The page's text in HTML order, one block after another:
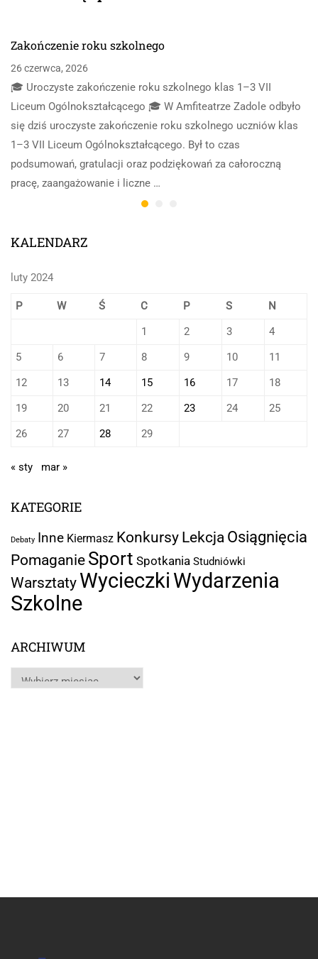
Zakończenie roku szkolnego
26 czerwca, 2026
🎓 Uroczyste zakończenie roku szkolnego klas 1–3 VII
Liceum Ogólnokształcącego 🎓 W Amfiteatrze Zadole odbyło
się dziś uroczyste zakończenie roku szkolnego uczniów klas
1–3 VII Liceum Ogólnokształcącego. Był to czas
podsumowań, gratulacji oraz podziękowań za całoroczną
pracę, zaangażowanie i liczne …
KALENDARZ
luty 2024
P W Ś C P S
N
1
2 3
4
5
6 7 8 9 10
11
12
13 14 15 16 17
18
19
20 21 22 23 24
25
26
27 28 29
« sty mar »
KATEGORIE
Debaty Inne Kiermasz Konkursy Lekcja Osiągnięcia
Pomaganie Sport Spotkania Studniówki
Warsztaty Wycieczki Wydarzenia
Szkolne
ARCHIWUM